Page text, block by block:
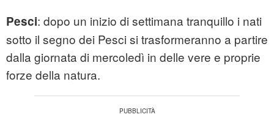
Pesci: dopo un inizio di settimana tranquillo i nati
sotto il segno dei Pesci si trasformeranno a partire
dalla giornata di mercoledì in delle vere e proprie
forze della natura.